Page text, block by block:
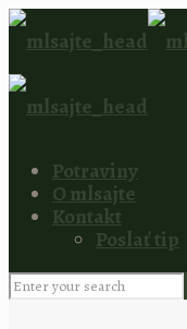
Potraviny
O mlsajte
Kontakt
Poslať tip